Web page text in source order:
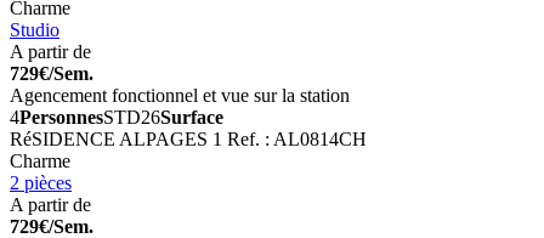
Charme
Studio
A partir de
729€/Sem.
Agencement fonctionnel et vue sur la station
4PersonnesSTD26Surface
RéSIDENCE ALPAGES 1 Ref. : AL0814CH
Charme
2 pièces
A partir de
729€/Sem.